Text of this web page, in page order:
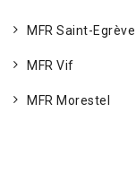
MFR Saint-Egrève
MFR Vif
MFR Morestel